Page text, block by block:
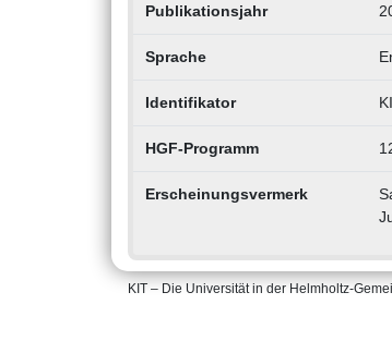
Publikationsjahr
Sprache
Identifikator
HGF-Programm
Erscheinungsvermerk
KIT – Die Universität in der Helmholtz-